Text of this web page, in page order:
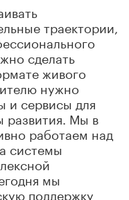
траектории,
сделать
живого
нужно
и сервисы для
развития. Мы в
работаем над
системы
мы
поддержку